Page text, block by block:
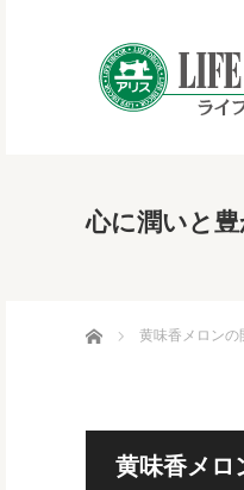
心に潤いと
ホーム 黄味香メロンの
黄味香メロ